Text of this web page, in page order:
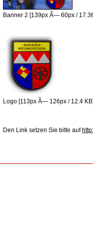
Banner 2 [139px Ã— 60px /
Logo [113px Ã— 126px / 12.4
Den Link setzen Sie bitte auf